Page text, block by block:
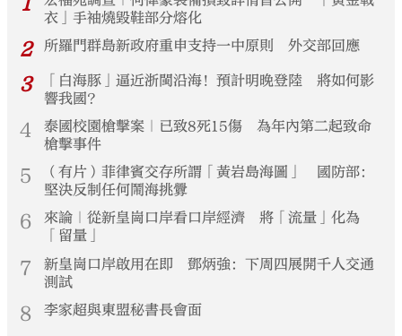
衣」手袖燒毀鞋部分熔化
2 所羅門群島新政府重申支持一中原則 外交部回應
3
「白海豚」逼近浙閩沿海！預計明晚登陸 將如何影
響我國？
4
泰國校園槍擊案｜已致8死15傷 為年內第二起致命
槍擊事件
5
（有片）菲律賓交存所謂「黃岩島海圖」 國防部：
堅決反制任何鬧海挑釁
6
來論｜從新皇崗口岸看口岸經濟 將「流量」化為
「留量」
7
新皇崗口岸啟用在即 鄧炳強：下周四展開千人交通
測試
8 李家超與東盟秘書長會面